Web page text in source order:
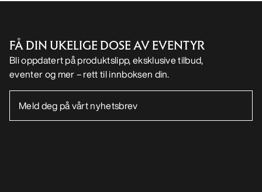
FÅ DIN UKELIGE DOSE AV EVENTYR
Bli oppdatert på produktslipp, eksklusive tilbud,
eventer og mer – rett til innboksen din.